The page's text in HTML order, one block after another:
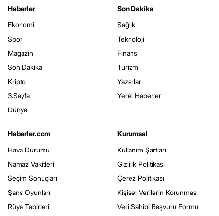
Haberler
Ekonomi
Spor
Magazin
Son Dakika
Kripto
3.Sayfa
Dünya
Son Dakika
Sağlık
Teknoloji
Finans
Turizm
Yazarlar
Yerel Haberler
Haberler.com
Hava Durumu
Namaz Vakitleri
Seçim Sonuçları
Şans Oyunları
Rüya Tabirleri
Kurumsal
Kullanım Şartları
Gizlilik Politikası
Çerez Politikası
Kişisel Verilerin Korunması
Veri Sahibi Başvuru Formu